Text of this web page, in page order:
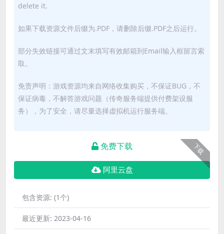
delete it.
如果下载资源文件后缀为.PDF，请删除后缀.PDF之后运行。
部分失效链接可通过文末填写有效邮箱到Email输入框留言索
取。
免责声明：游戏资源均来自网络收集购买，不保证BUG，不
保证病毒，不解答游戏问题（传奇服务端提供付费架设服
务），为了安全，请尽量选择虚拟机运行服务端。
下载
免费下载
阿里云盘
包含资源: (1个)
最近更新: 2023-04-16